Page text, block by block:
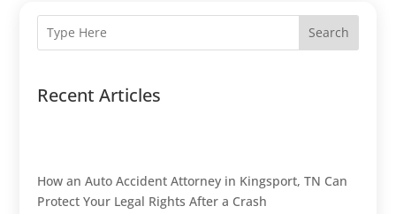
Search
Recent Articles
How an Auto Accident Attorney in Kingsport, TN Can
Protect Your Legal Rights After a Crash